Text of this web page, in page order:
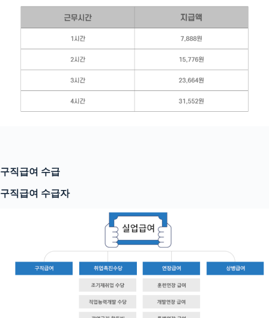
구직급여 수급
구직급여 수급자